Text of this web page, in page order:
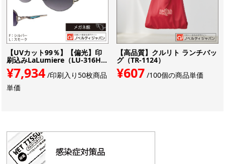
【UVカット99％】【偏光】印
刷込みLaLumiere（LU-316H...
¥7,934/印刷入り50枚商品
単価
【高品質】クルリト ランチバッ
グ（TR-1124）
¥607 /100個の商品単価